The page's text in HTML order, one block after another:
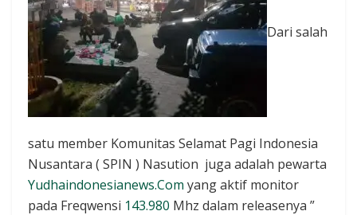
Dari salah
satu member Komunitas Selamat Pagi Indonesia
Nusantara ( SPIN ) Nasution juga adalah pewarta
Yudhaindonesianews.Com yang aktif monitor
pada Freqwensi 143.980 Mhz dalam releasenya ”